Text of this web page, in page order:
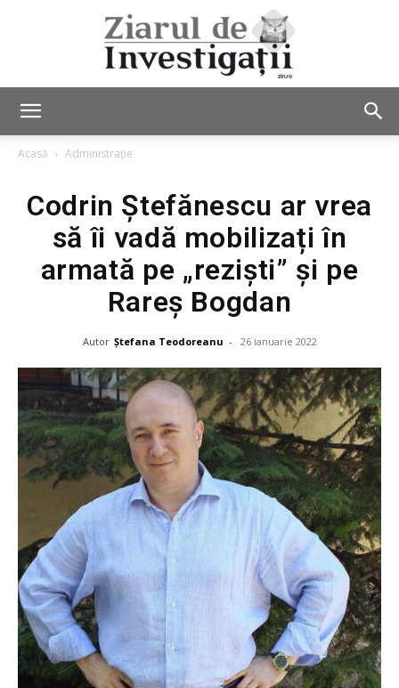
de
Investigații
Acasă Administrație
Codrin Ștefănescu ar vrea
să îi vadă mobilizați în
armată pe „reziști” și pe
Rareș Bogdan
Autor Ștefana Teodoreanu - 26 ianuarie 2022